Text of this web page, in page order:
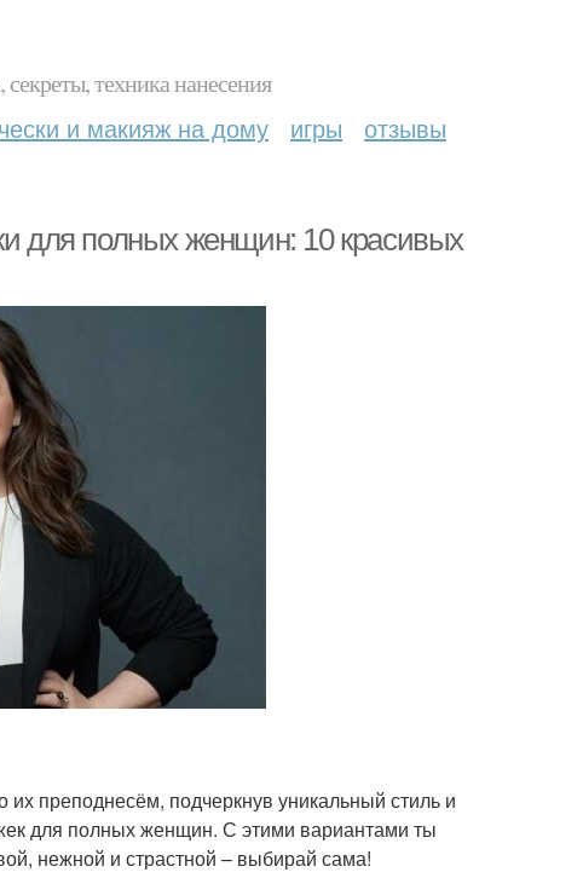
техника нанесения
и макияж на дому игры отзывы
для полных женщин: 10 красивых
преподнесём, подчеркнув уникальный стиль и
для полных женщин. С этими вариантами ты
нежной и страстной – выбирай сама!